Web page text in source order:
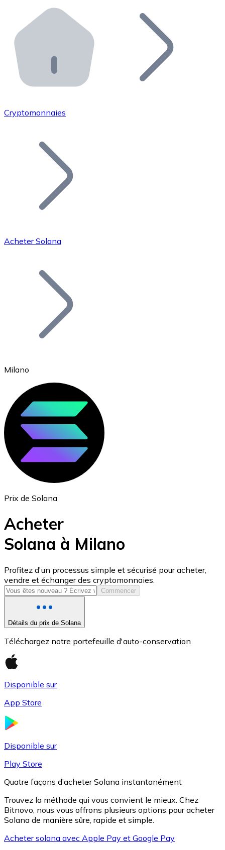
Distributeurs automatiques Bitnovo
Intégrez un ATM Bitnovo dans votre entreprise et
API Bitnovo
Intégrez notre API dans votre écosystème.
Rejoignez notre réseau de distributeurs et
Ajoutez le token de votre projet à notre service
Bitcoin
ETH
USD Coin
USDC
Cryptomonnaies
Acheter Solana
Milano
Prix de Solana
Acheter
Solana à Milano
Profitez d'un processus simple et sécurisé pour acheter,
vendre et échanger des cryptomonnaies.
Commencer
Détails du prix de Solana
Téléchargez notre portefeuille d'auto-conservation
Disponible sur
App Store
Disponible sur
Play Store
Quatre façons d’acheter Solana instantanément
Trouvez la méthode qui vous convient le mieux. Chez
Bitnovo, nous vous offrons plusieurs options pour acheter
Solana de manière sûre, rapide et simple.
Acheter solana avec Apple Pay et Google Pay